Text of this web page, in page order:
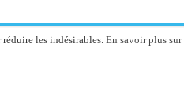
les indésirables. En savoir plus